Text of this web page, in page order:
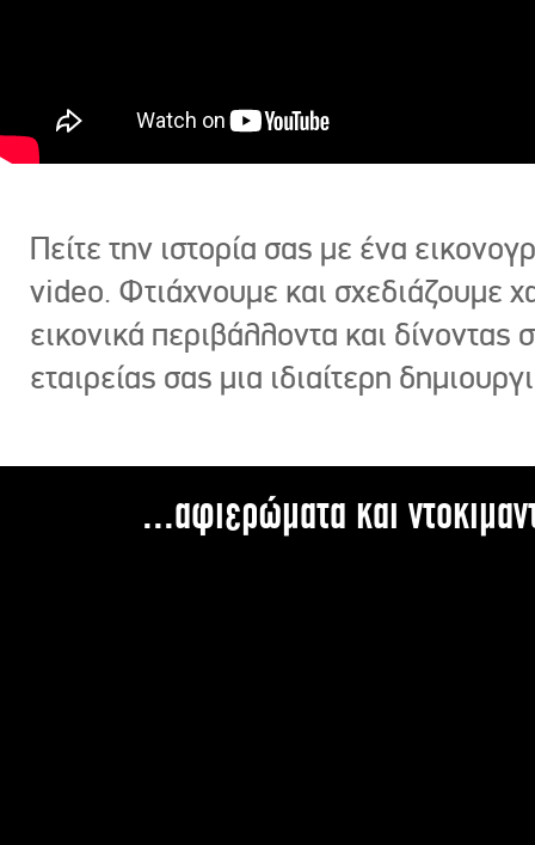
Πείτε την ιστορία σας με ένα
video. Φτιάχνουμε και σχεδιάζουμε
εικονικά περιβάλλοντα και δίνοντας
εταιρείας σας μια ιδιαίτερη
...αφιερώματα και